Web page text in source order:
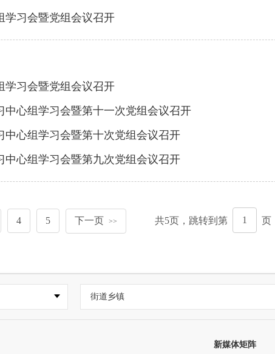
学习会暨党组会议召开
学习会暨党组会议召开
中心组学习会暨第十一次党组会议召开
中心组学习会暨第十次党组会议召开
中心组学习会暨第九次党组会议召开
4 5 下一页 >> 共5页，跳转到第 页
街道乡镇
新媒体矩阵